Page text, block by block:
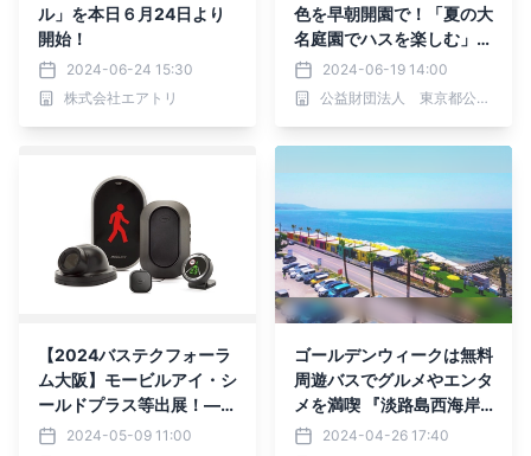
ル」を本日６月24日より
開始！
2024-06-24 15:30
株式会社エアトリ
色を早朝開園で！「夏の大
名庭園でハスを楽しむ」を
小石川後楽園で実施（7/1
2～）
2024-06-19 14:00
公益財団法人 東京都公園協会
【2024バステクフォーラ
ム大阪】モービルアイ・シ
ールドプラス等出展！―ジ
ャパン・トゥエンティワン
2024-05-09 11:00
ゴールデンウィークは無料
周遊バスでグルメやエンタ
メを満喫 『淡路島西海岸
パーク＆ライド』４月27
2024-04-26 17:40